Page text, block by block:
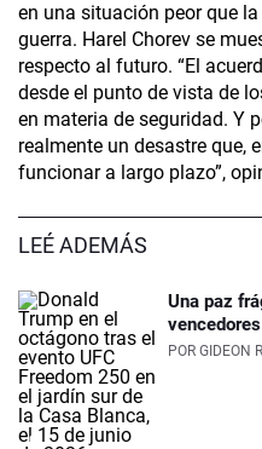
en una situación peor que
guerra. Harel Chorev se
respecto al futuro. “El
desde el punto de vista de
en materia de seguridad. Y
realmente un desastre que,
funcionar a largo plazo”,
LEÉ ADEMÁS
Una paz
vencedores
POR GIDEON